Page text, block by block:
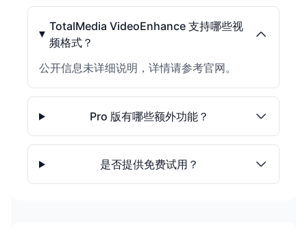
TotalMedia VideoEnhance 支持哪些视
频格式？
公开信息未详细说明，详情请参考官网。
Pro 版有哪些额外功能？
是否提供免费试用？